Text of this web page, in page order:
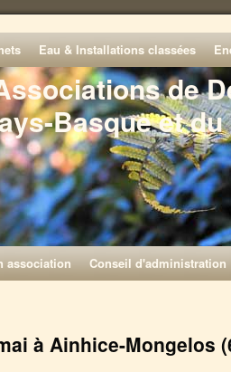
de
Basque et
Eau & Installations classées
association Conseil d'administration
à Ainhice-Mongelos